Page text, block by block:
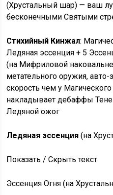
(Хрустальный шар) — ваш
бесконечными Святыми
Стихийный Кинжал:
Ледяная эссенция + 5
(на Мифриловой
метательного оружия,
скорость чем у
накладывает дебаффы
Ледяной ожог
Ледяная эссенция (на
Показать / Скрыть текст
Эссенция Огня (на